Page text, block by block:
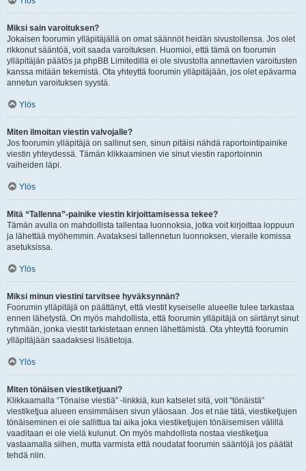
Miksi sain varoituksen?
Jokaisen foorumin ylläpitäjällä on omat säännöt heidän sivustollensa. Jos olet
rikkonut sääntöä, voit saada varoituksen. Huomioi, että tämä on foorumin
ylläpitäjän päätös ja phpBB Limitedillä ei ole sivustolla annettavien varoitusten
kanssa mitään tekemistä. Ota yhteyttä foorumin ylläpitäjään, jos olet epävarma
annetun varoituksen syystä.
Ylös
Miten ilmoitan viestin valvojalle?
Jos foorumin ylläpitäjä on sallinut sen, sinun pitäisi nähdä raportointipainike
viestin yhteydessä. Tämän klikkaaminen vie sinut viestin raportoinnin
vaiheiden läpi.
Ylös
Mitä “Tallenna”-painike viestin kirjoittamisessa tekee?
Tämän avulla on mahdollista tallentaa luonnoksia, jotka voit kirjoittaa loppuun
ja lähettää myöhemmin. Avataksesi tallennetun luonnoksen, vieraile komissa
asetuksissa.
Ylös
Miksi minun viestini tarvitsee hyväksynnän?
Foorumin ylläpitäjä on päättänyt, että viestit kyseiselle alueelle tulee tarkastaa
ennen lähetystä. On myös mahdollista, että foorumin ylläpitäjä on siirtänyt sinut
ryhmään, jonka viestit tarkistetaan ennen lähettämistä. Ota yhteyttä foorumin
ylläpitäjään saadaksesi lisätietoja.
Ylös
Miten tönäisen viestiketjuani?
Klikkaamalla “Tönaise viestiä” -linkkiä, kun katselet sitä, voit “tönäistä”
viestiketjua alueen ensimmäisen sivun yläosaan. Jos et näe tätä, viestiketjujen
tönäiseminen ei ole sallittua tai aika joka viestiketjujen tönäisemisen välillä
vaaditaan ei ole vielä kulunut. On myös mahdollista nostaa viestiketjua
vastaamalla siihen, mutta varmista että noudatat foorumin sääntöjä jos päätät
tehdä niin.